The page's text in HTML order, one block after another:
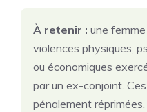
À retenir : une
violences physiques,
ou économiques
par un ex-conjoint.
pénalement